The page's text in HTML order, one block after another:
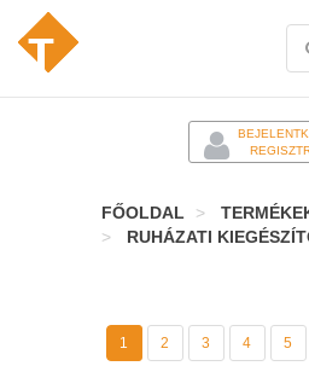
FŐOLDAL
RUHÁZATI
1 2 3 4 5